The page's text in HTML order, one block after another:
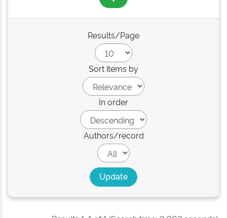
Results/Page
Sort items by
In order
Authors/record